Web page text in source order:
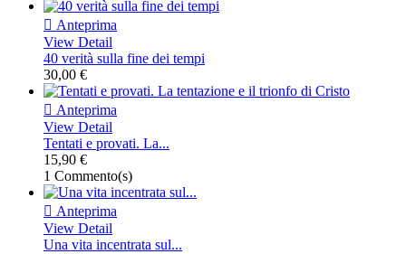
 Anteprima
View Detail
40 verità sulla fine dei tempi
30,00 €
 Anteprima
View Detail
Tentati e provati. La...
15,90 €
1 Commento(s)
 Anteprima
View Detail
Una vita incentrata sul...